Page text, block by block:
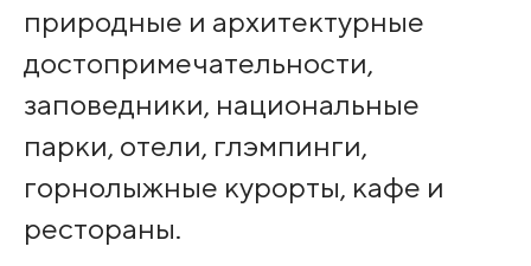
природные и архитектурные
достопримечательности,
заповедники, национальные
парки, отели, глэмпинги,
горнолыжные курорты, кафе и
рестораны.